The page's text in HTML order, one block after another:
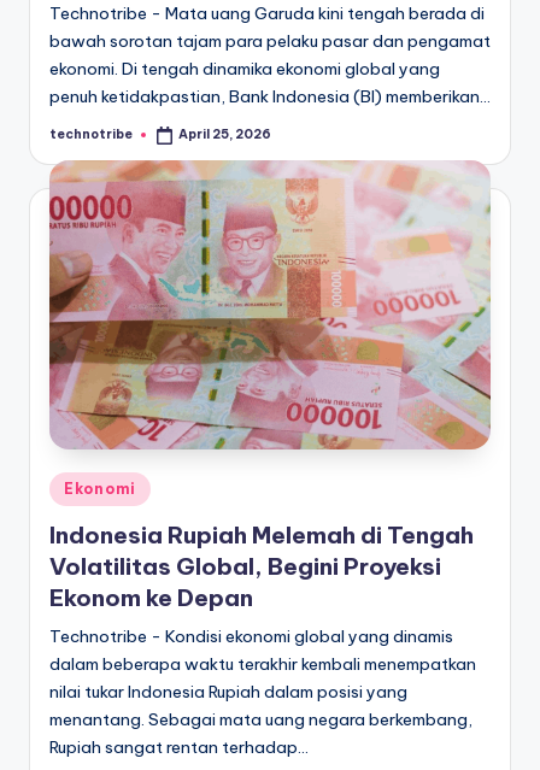
Technotribe - Mata uang Garuda kini tengah berada di
bawah sorotan tajam para pelaku pasar dan pengamat
ekonomi. Di tengah dinamika ekonomi global yang
penuh ketidakpastian, Bank Indonesia (BI) memberikan…
Posted
technotribe April 25, 2026
Posted
Ekonomi
Indonesia Rupiah Melemah di Tengah
Volatilitas Global, Begini Proyeksi
Ekonom ke Depan
Technotribe - Kondisi ekonomi global yang dinamis
dalam beberapa waktu terakhir kembali menempatkan
nilai tukar Indonesia Rupiah dalam posisi yang
menantang. Sebagai mata uang negara berkembang,
Rupiah sangat rentan terhadap…